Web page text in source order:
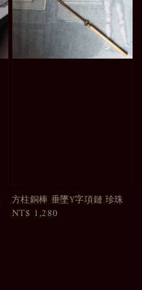
方柱銅棒 垂墜Y字項鏈 珍珠
Regular
NT$ 1,280